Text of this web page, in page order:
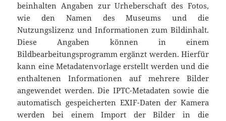
beinhalten Angaben zur Urheberschaft des Fotos,
wie den Namen des Museums und die
Nutzungslizenz und Informationen zum Bildinhalt.
Diese Angaben können in einem
Bildbearbeitungsprogramm ergänzt werden. Hierfür
kann eine Metadatenvorlage erstellt werden und die
enthaltenen Informationen auf mehrere Bilder
angewendet werden. Die IPTC-Metadaten sowie die
automatisch gespeicherten EXIF-Daten der Kamera
werden bei einem Import der Bilder in die